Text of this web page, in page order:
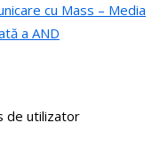
cu Mass – Media
a AND
de utilizator